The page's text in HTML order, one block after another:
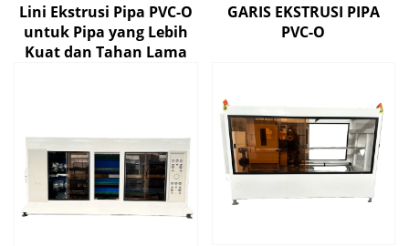
Lini Ekstrusi Pipa PVC-O
untuk Pipa yang Lebih
Kuat dan Tahan Lama
GARIS EKSTRUSI PIPA
PVC-O